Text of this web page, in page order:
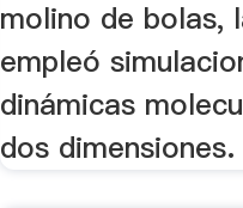
molino de bolas,
empleó
dinámicas
dos dimensiones.